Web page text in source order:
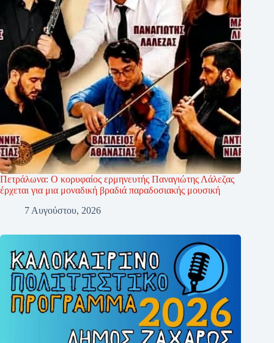
Πετράλωνα: Ο κορυφαίος ερμηνευτής Παναγιώτης Λάλεζας
έρχεται για μια μοναδική βραδιά παραδοσιακής μουσική
7 Αυγούστου, 2026